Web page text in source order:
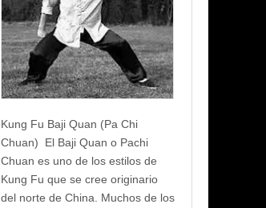
Kung Fu Baji Quan (Pa Chi
Chuan) El Baji Quan o Pachi
Chuan es uno de los estilos de
Kung Fu que se cree originario
del norte de China. Muchos de los